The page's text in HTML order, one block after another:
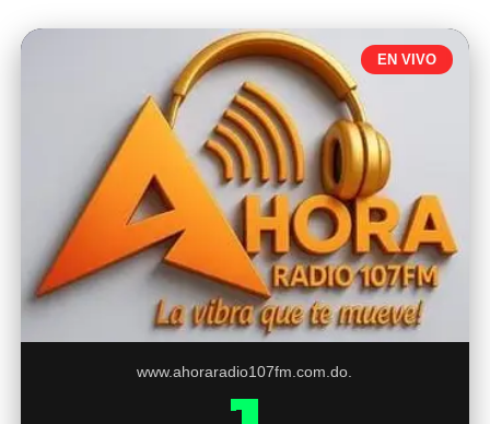
EN VIVO
www.ahoraradio107fm.com.do.